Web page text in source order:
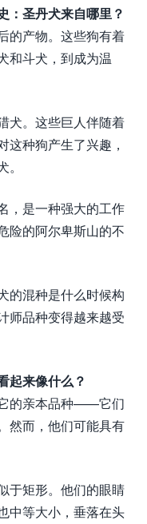
：圣丹犬来自哪里？
的产物。这些狗有着
和斗犬，到成为温
犬。这些巨人伴随着
这种狗产生了兴趣，
，是一种强大的工作
险的阿尔卑斯山的不
的混种是什么时候构
师品种变得越来越受
起来像什么？
的亲本品种——它们
然而，他们可能具有
于矩形。他们的眼睛
中等大小，垂落在头